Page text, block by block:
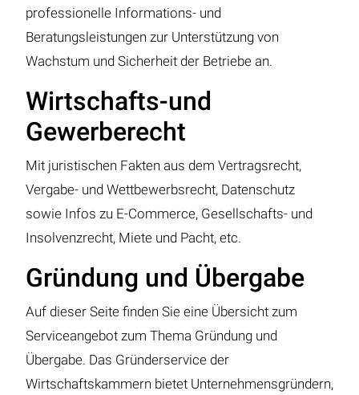
professionelle Informations- und
Beratungsleistungen zur Unterstützung von
Wachstum und Sicherheit der Betriebe an.
Wirtschafts-und
Gewerberecht
Mit juristischen Fakten aus dem Vertragsrecht,
Vergabe- und Wettbewerbsrecht, Datenschutz
sowie Infos zu E-Commerce, Gesellschafts- und
Insolvenzrecht, Miete und Pacht, etc.
Gründung und Übergabe
Auf dieser Seite finden Sie eine Übersicht zum
Serviceangebot zum Thema Gründung und
Übergabe. Das Gründerservice der
Wirtschaftskammern bietet Unternehmensgründern,